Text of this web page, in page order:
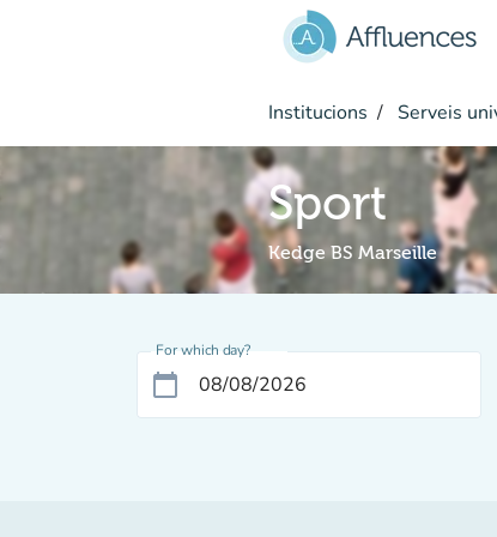
Institucions Serveis
Sport
Kedge BS Marseille
For which day?
calendar_today